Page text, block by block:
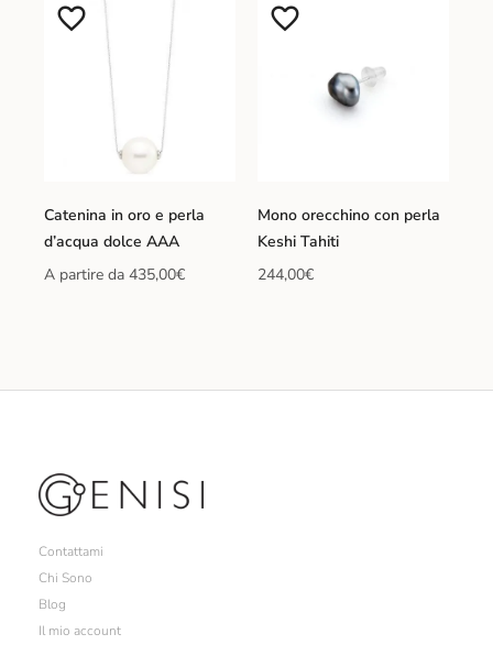
Catenina in oro e perla
d’acqua dolce AAA
A partire da 435,00€
Mono orecchino con perla
Keshi Tahiti
244,00€
Contattami
Chi Sono
Blog
Il mio account